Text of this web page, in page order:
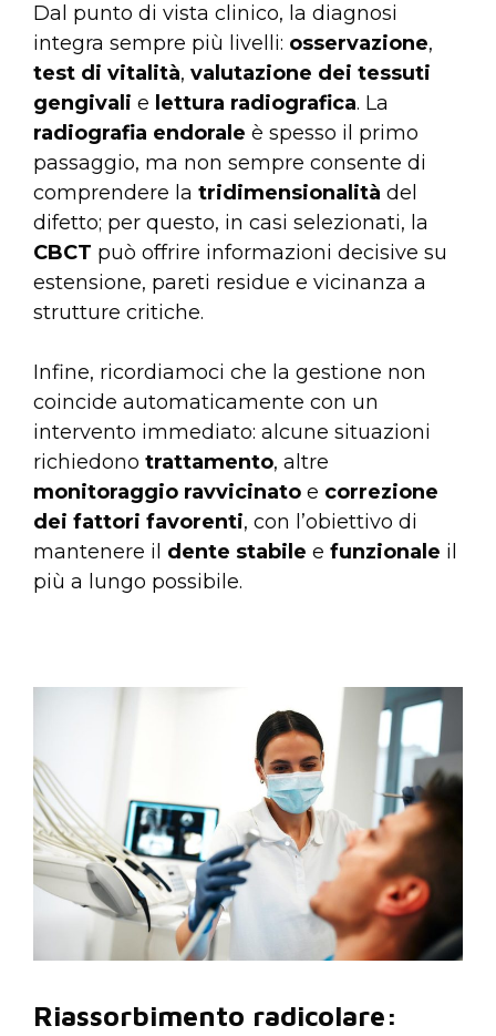
Dal punto di vista clinico, la diagnosi
integra sempre più livelli: osservazione,
test di vitalità, valutazione dei tessuti
gengivali e lettura radiografica. La
radiografia endorale è spesso il primo
passaggio, ma non sempre consente di
comprendere la tridimensionalità del
difetto; per questo, in casi selezionati, la
CBCT può offrire informazioni decisive su
estensione, pareti residue e vicinanza a
strutture critiche.
Infine, ricordiamoci che la gestione non
coincide automaticamente con un
intervento immediato: alcune situazioni
richiedono trattamento, altre
monitoraggio ravvicinato e correzione
dei fattori favorenti, con l’obiettivo di
mantenere il dente stabile e funzionale il
più a lungo possibile.
Riassorbimento radicolare: